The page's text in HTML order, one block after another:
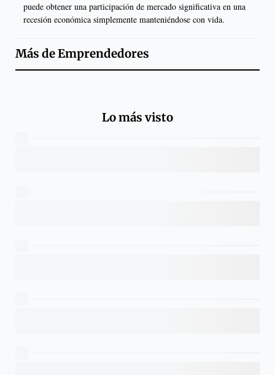
puede obtener una participación de mercado significativa en una
recesión económica simplemente manteniéndose con vida.
Más deEmprendedores
Lo más visto